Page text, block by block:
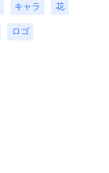
キャラ 花
ロゴ